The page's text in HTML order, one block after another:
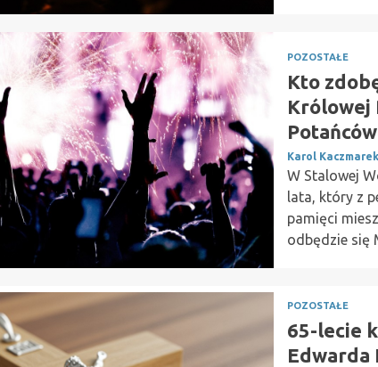
POZOSTAŁE
Kto
Królowej
Karol Kaczmarek
W Stalowej
lata, który z
pamięci
odbędzie się
POZOSTAŁE
65-lecie
Edwarda